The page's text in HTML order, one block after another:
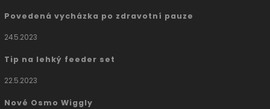
Povedená vycházka po zdravotní pauze
24.5.2023
Tip na lehký feeder set
22.5.2023
Nové Osmo Wiggly